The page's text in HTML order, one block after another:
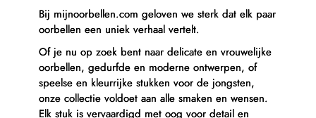
Bij mijnoorbellen.com geloven we sterk dat elk paar
oorbellen een uniek verhaal vertelt.
Of je nu op zoek bent naar delicate en vrouwelijke
oorbellen, gedurfde en moderne ontwerpen, of
speelse en kleurrijke stukken voor de jongsten,
onze collectie voldoet aan alle smaken en wensen.
Elk stuk is vervaardigd met oog voor detail en